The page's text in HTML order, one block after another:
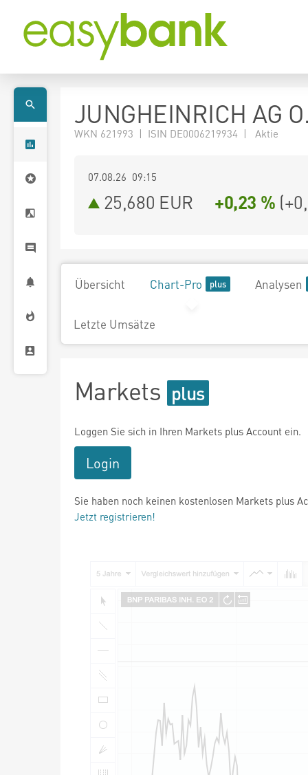
JUNGHEINRICH AG
WKN 621993 | ISIN DE0006219934 | Aktie
07.08.26 09:15
25,680 EUR +0,23 % (
Übersicht Chart-Pro Analysen
Letzte Umsätze
Markets
Loggen Sie sich in Ihren Markets plus Account ein.
Login
Sie haben noch keinen kostenlosen Markets plus
Jetzt registrieren!